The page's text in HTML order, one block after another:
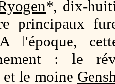
*, dix-
principaux
l'époque,
: le
et le moine